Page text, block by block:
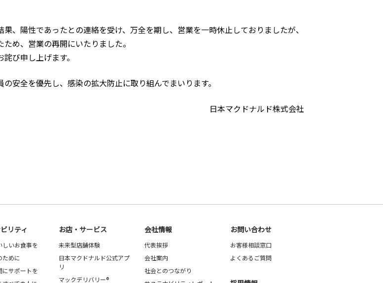
、陽性であったとの連絡を受け、万全を期し、営業を一時休止しておりましたが、
め、営業の再開にいたりました。
び申し上げます。
安全を優先し、感染の拡大防止に取り組んでまいります。
日本マクドナルド株式会社
リティ
しいお食事を
ために
にサポートを
お店・サービス
未来型店舗体験
日本マクドナルド公式アプ
リ
マックデリバリー®
会社情報
代表挨拶
会社案内
社会とのつながり
お問い合わせ
お客様相談窓口
よくあるご質問